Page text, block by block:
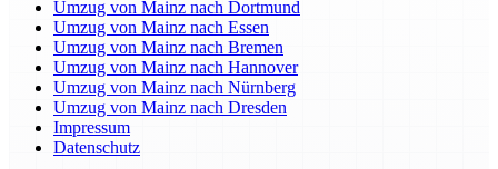
Umzug von Mainz nach Dortmund
Umzug von Mainz nach Essen
Umzug von Mainz nach Bremen
Umzug von Mainz nach Hannover
Umzug von Mainz nach Nürnberg
Umzug von Mainz nach Dresden
Impressum
Datenschutz